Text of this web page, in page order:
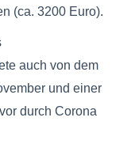
(ca. 3200 Euro).
auch von dem
und einer
durch Corona